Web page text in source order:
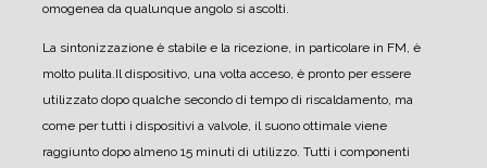
omogenea da qualunque angolo si ascolti.
La sintonizzazione è stabile e la ricezione, in particolare in FM, è
molto pulita.Il dispositivo, una volta acceso, è pronto per essere
utilizzato dopo qualche secondo di tempo di riscaldamento, ma
come per tutti i dispositivi a valvole, il suono ottimale viene
raggiunto dopo almeno 15 minuti di utilizzo. Tutti i componenti